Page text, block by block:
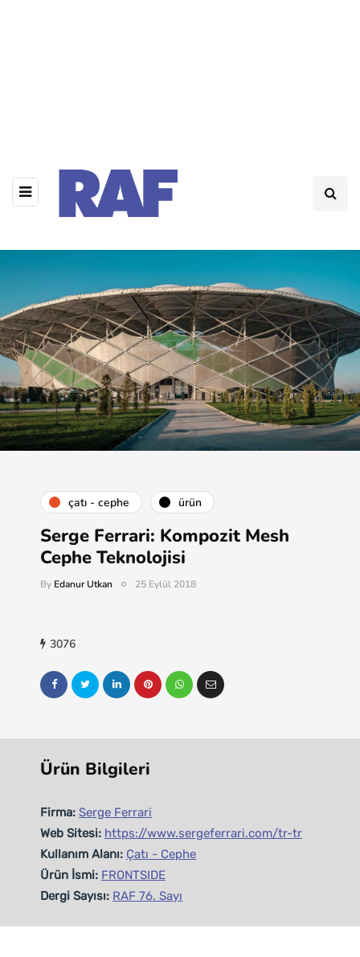
çatı - cephe ürün
Serge Ferrari: Kompozit Mesh
Cephe Teknolojisi
By Edanur Utkan 25 Eylül 2018
3076
Ürün Bilgileri
Firma: Serge Ferrari
Web Sitesi: https://www.sergeferrari.com/tr-tr
Kullanım Alanı: Çatı - Cephe
Ürün İsmi: FRONTSIDE
Dergi Sayısı: RAF 76. Sayı